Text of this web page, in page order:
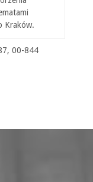
Kraków.
00-844